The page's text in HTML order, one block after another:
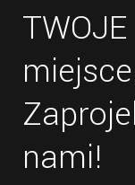
nami!